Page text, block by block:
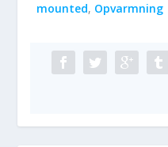
mounted, Opvarmning